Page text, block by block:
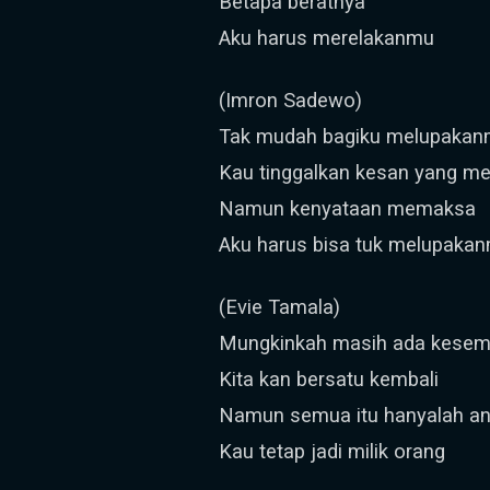
Aku harus merelakanmu
(Imron Sadewo)
Tak mudah bagiku
Kau tinggalkan kesan yang
Namun kenyataan memaksa
Aku harus bisa tuk
(Evie Tamala)
Mungkinkah masih ada
Kita kan bersatu kembali
Namun semua itu hanyalah
Kau tetap jadi milik orang